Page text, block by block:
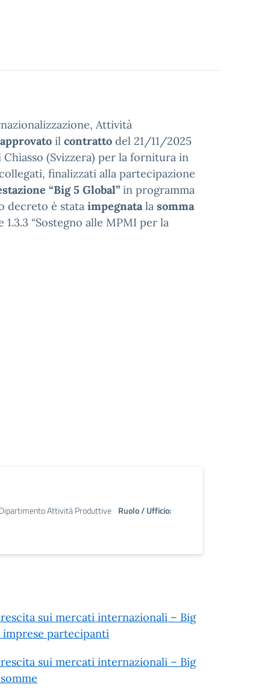
Attività
approvato il contratto del 21/11/2025
(Svizzera) per la fornitura in
finalizzati alla partecipazione
“Big 5 Global” in programma
decreto è stata impegnatala somma
1.3.3 “Sostegno alle MPMI per la
Attività Produttive Ruolo / Ufficio:
sui mercati internazionali – Big
partecipanti
sui mercati internazionali – Big